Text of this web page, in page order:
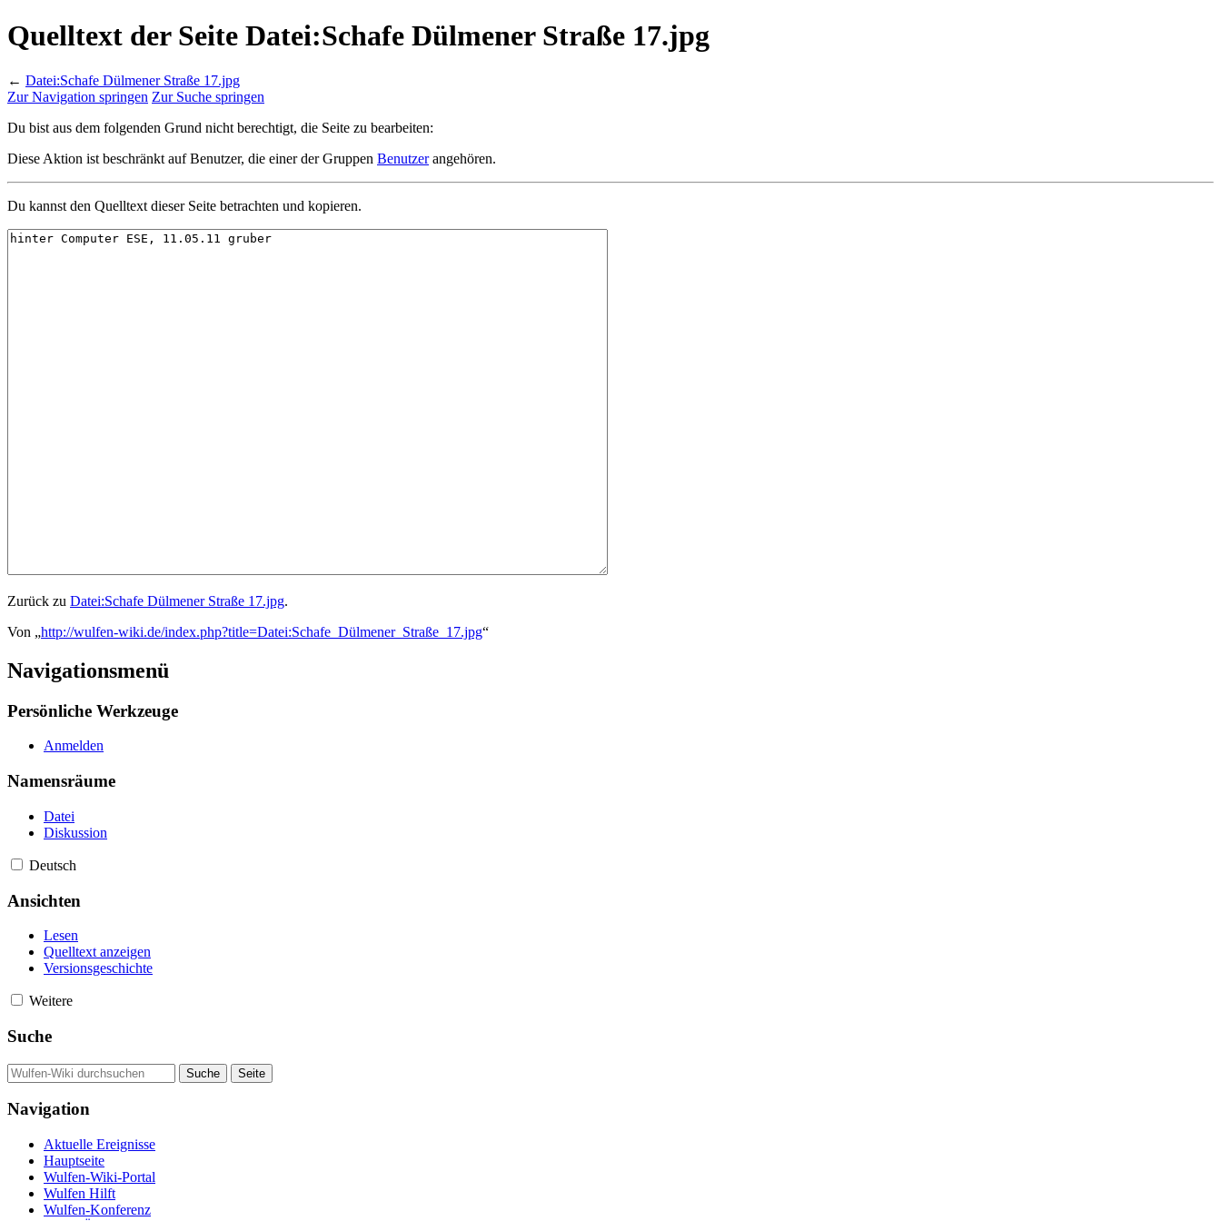
Quelltext der Seite Datei:Schafe Dülmener Straße 17.jpg
← Datei:Schafe Dülmener Straße 17.jpg
Zur Navigation springen Zur Suche springen
Du bist aus dem folgenden Grund nicht berechtigt, die Seite zu bearbeiten:
Diese Aktion ist beschränkt auf Benutzer, die einer der Gruppen Benutzerangehören.
Du kannst den Quelltext dieser Seite betrachten und kopieren.
Zurück zu Datei:Schafe Dülmener Straße 17.jpg.
Von „http://wulfen-wiki.de/index.php?title=Datei:Schafe_Dülmener_Straße_17.jpg“
Navigationsmenü
Persönliche Werkzeuge
Anmelden
Namensräume
Datei
Diskussion
Deutsch
Ansichten
Lesen
Quelltext anzeigen
Versionsgeschichte
Weitere
Suche
Navigation
Aktuelle Ereignisse
Hauptseite
Wulfen-Wiki-Portal
Wulfen Hilft
Wulfen-Konferenz